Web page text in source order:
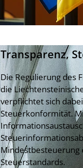
Transparenz,
Die Regulierung des
die
verpflichtet sich
Steuerkonformität.
Mindestbesteuerung
Steuerstandards.